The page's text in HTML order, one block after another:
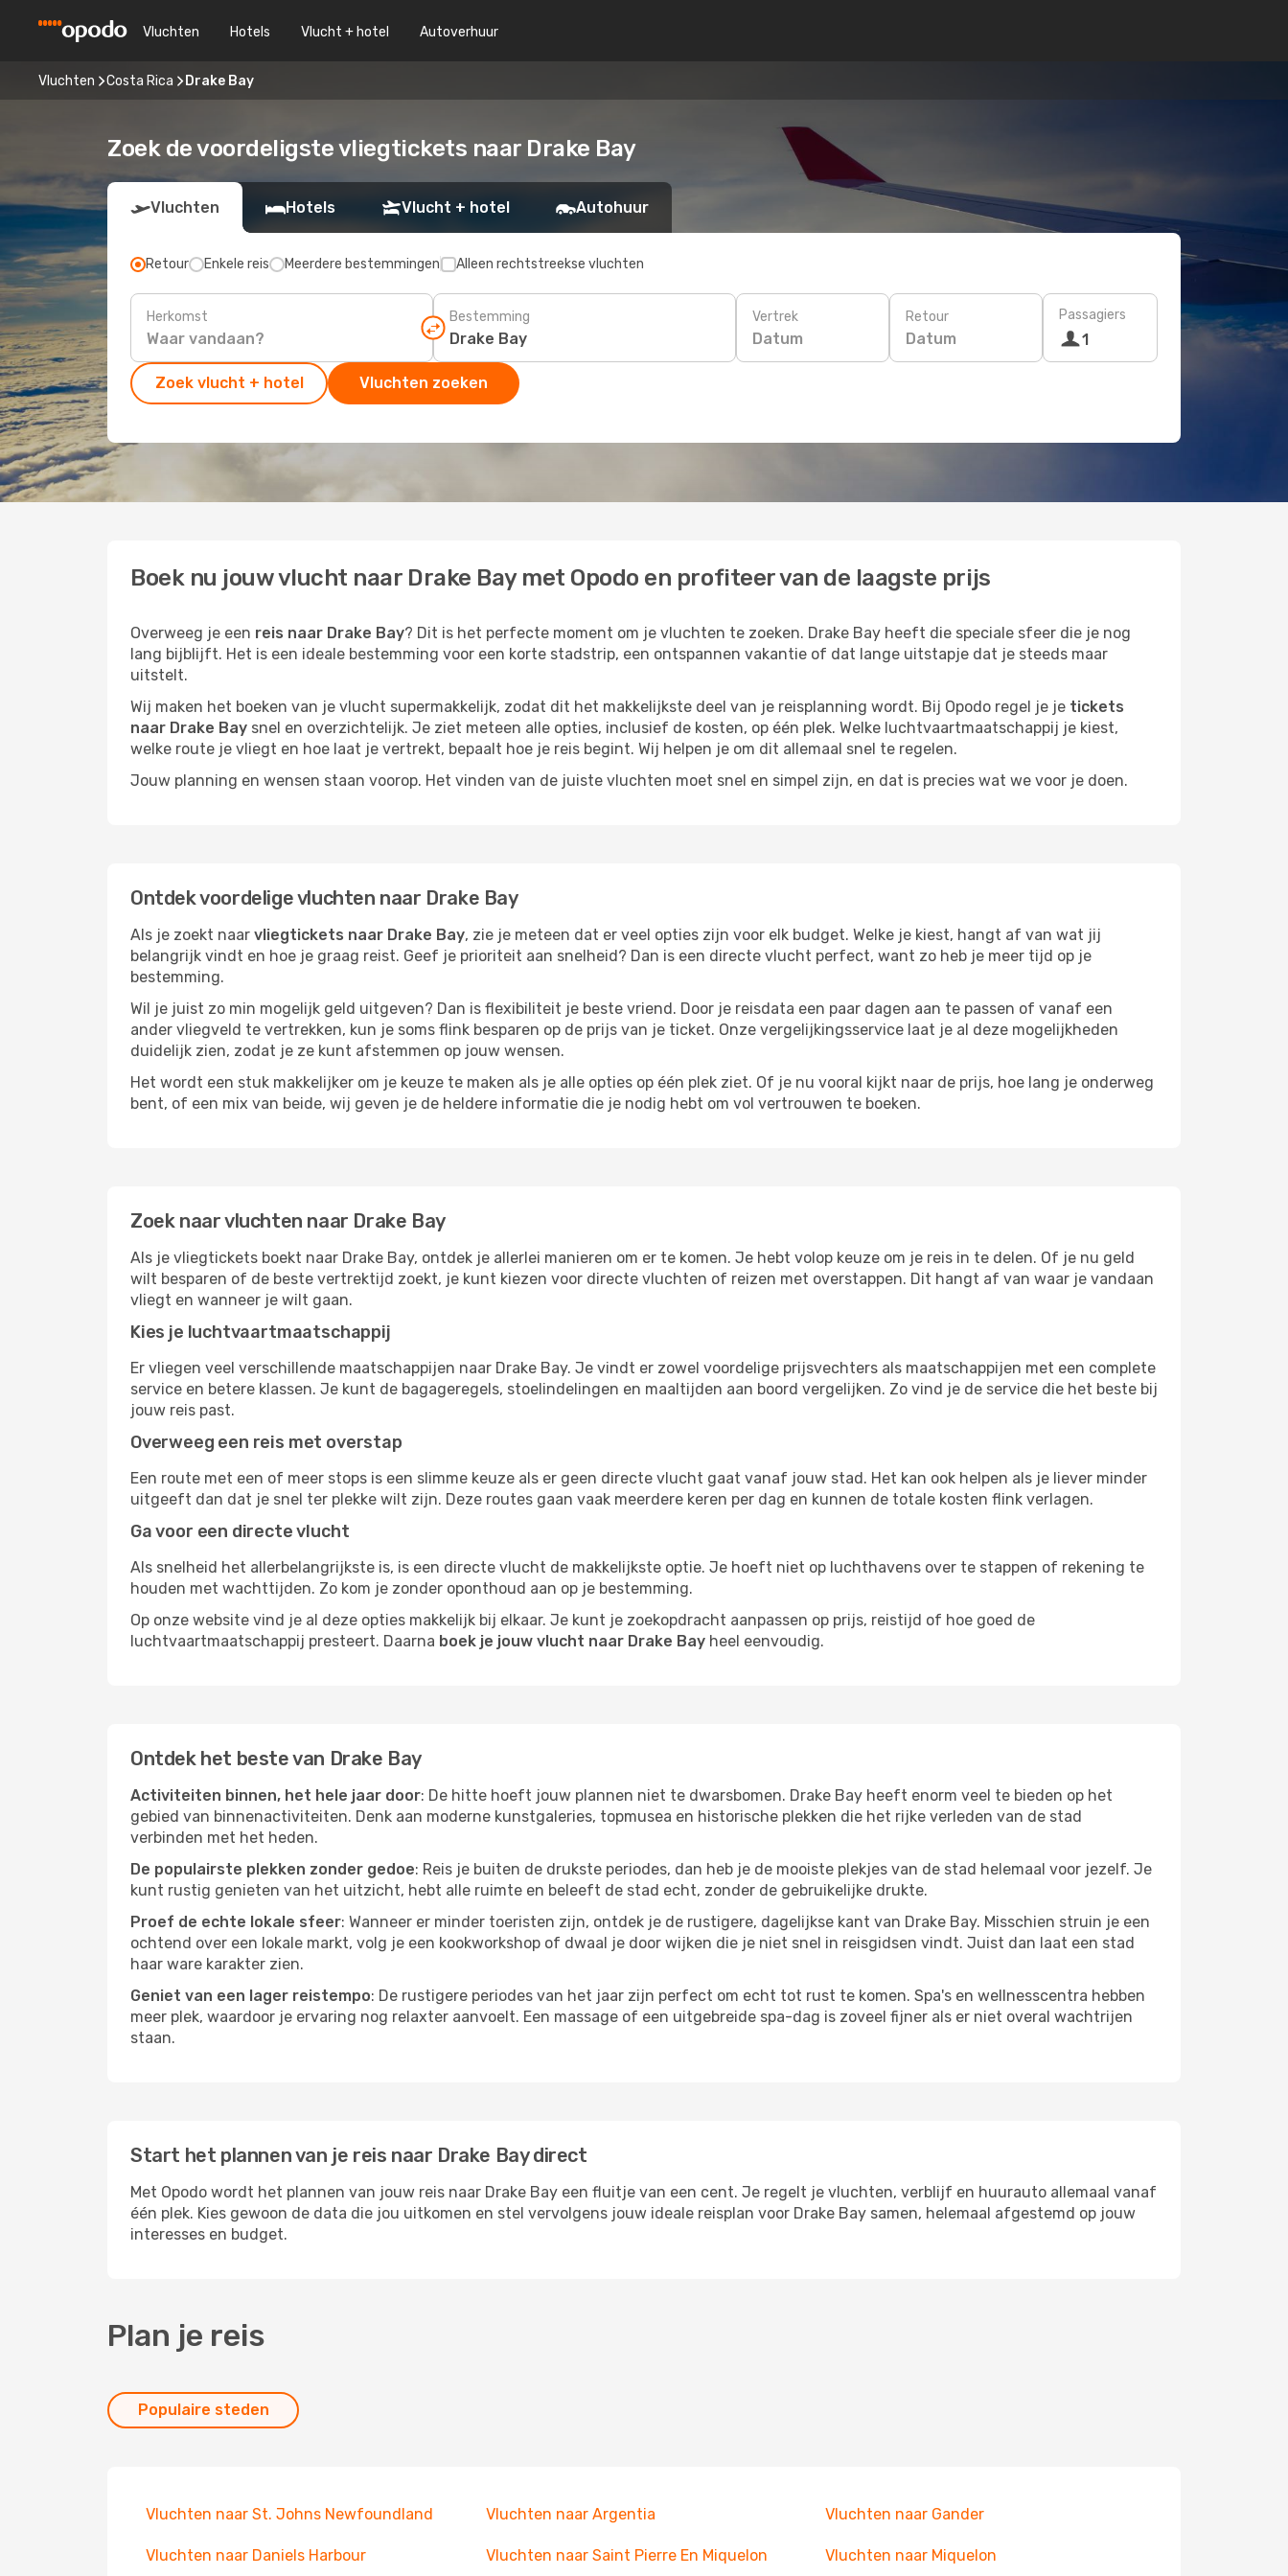
Vluchten Hotels Vlucht + hotel Autoverhuur
Vluchten Costa Rica Drake Bay
Zoek de voordeligste vliegtickets naar Drake Bay
Vluchten Hotels Vlucht + hotel Autohuur
Retour Enkele reis Meerdere bestemmingen Alleen rechtstreekse vluchten
Herkomst Bestemming Vertrek
Datum
Retour
Datum
Passagiers
1
Zoek vlucht + hotel Vluchten zoeken
Boek nu jouw vlucht naar Drake Bay met Opodo en profiteer van de laagste prijs
Overweeg je een reis naar Drake Bay? Dit is het perfecte moment om je vluchten te zoeken. Drake Bay heeft die speciale sfeer die je nog
lang bijblijft. Het is een ideale bestemming voor een korte stadstrip, een ontspannen vakantie of dat lange uitstapje dat je steeds maar
uitstelt.
Wij maken het boeken van je vlucht supermakkelijk, zodat dit het makkelijkste deel van je reisplanning wordt. Bij Opodo regel je je tickets
naar Drake Bay snel en overzichtelijk. Je ziet meteen alle opties, inclusief de kosten, op één plek. Welke luchtvaartmaatschappij je kiest,
welke route je vliegt en hoe laat je vertrekt, bepaalt hoe je reis begint. Wij helpen je om dit allemaal snel te regelen.
Jouw planning en wensen staan voorop. Het vinden van de juiste vluchten moet snel en simpel zijn, en dat is precies wat we voor je doen.
Ontdek voordelige vluchten naar Drake Bay
Als je zoekt naar vliegtickets naar Drake Bay, zie je meteen dat er veel opties zijn voor elk budget. Welke je kiest, hangt af van wat jij
belangrijk vindt en hoe je graag reist. Geef je prioriteit aan snelheid? Dan is een directe vlucht perfect, want zo heb je meer tijd op je
bestemming.
Wil je juist zo min mogelijk geld uitgeven? Dan is flexibiliteit je beste vriend. Door je reisdata een paar dagen aan te passen of vanaf een
ander vliegveld te vertrekken, kun je soms flink besparen op de prijs van je ticket. Onze vergelijkingsservice laat je al deze mogelijkheden
duidelijk zien, zodat je ze kunt afstemmen op jouw wensen.
Het wordt een stuk makkelijker om je keuze te maken als je alle opties op één plek ziet. Of je nu vooral kijkt naar de prijs, hoe lang je onderweg
bent, of een mix van beide, wij geven je de heldere informatie die je nodig hebt om vol vertrouwen te boeken.
Zoek naar vluchten naar Drake Bay
Als je vliegtickets boekt naar Drake Bay, ontdek je allerlei manieren om er te komen. Je hebt volop keuze om je reis in te delen. Of je nu geld
wilt besparen of de beste vertrektijd zoekt, je kunt kiezen voor directe vluchten of reizen met overstappen. Dit hangt af van waar je vandaan
vliegt en wanneer je wilt gaan.
Kies je luchtvaartmaatschappij
Er vliegen veel verschillende maatschappijen naar Drake Bay. Je vindt er zowel voordelige prijsvechters als maatschappijen met een complete
service en betere klassen. Je kunt de bagageregels, stoelindelingen en maaltijden aan boord vergelijken. Zo vind je de service die het beste bij
jouw reis past.
Overweeg een reis met overstap
Een route met een of meer stops is een slimme keuze als er geen directe vlucht gaat vanaf jouw stad. Het kan ook helpen als je liever minder
uitgeeft dan dat je snel ter plekke wilt zijn. Deze routes gaan vaak meerdere keren per dag en kunnen de totale kosten flink verlagen.
Ga voor een directe vlucht
Als snelheid het allerbelangrijkste is, is een directe vlucht de makkelijkste optie. Je hoeft niet op luchthavens over te stappen of rekening te
houden met wachttijden. Zo kom je zonder oponthoud aan op je bestemming.
Op onze website vind je al deze opties makkelijk bij elkaar. Je kunt je zoekopdracht aanpassen op prijs, reistijd of hoe goed de
luchtvaartmaatschappij presteert. Daarna boek je jouw vlucht naar Drake Bay heel eenvoudig.
Ontdek het beste van Drake Bay
Activiteiten binnen, het hele jaar door: De hitte hoeft jouw plannen niet te dwarsbomen. Drake Bay heeft enorm veel te bieden op het
gebied van binnenactiviteiten. Denk aan moderne kunstgaleries, topmusea en historische plekken die het rijke verleden van de stad
verbinden met het heden.
De populairste plekken zonder gedoe: Reis je buiten de drukste periodes, dan heb je de mooiste plekjes van de stad helemaal voor jezelf. Je
kunt rustig genieten van het uitzicht, hebt alle ruimte en beleeft de stad echt, zonder de gebruikelijke drukte.
Proef de echte lokale sfeer: Wanneer er minder toeristen zijn, ontdek je de rustigere, dagelijkse kant van Drake Bay. Misschien struin je een
ochtend over een lokale markt, volg je een kookworkshop of dwaal je door wijken die je niet snel in reisgidsen vindt. Juist dan laat een stad
haar ware karakter zien.
Geniet van een lager reistempo: De rustigere periodes van het jaar zijn perfect om echt tot rust te komen. Spa's en wellnesscentra hebben
meer plek, waardoor je ervaring nog relaxter aanvoelt. Een massage of een uitgebreide spa-dag is zoveel fijner als er niet overal wachtrijen
staan.
Start het plannen van je reis naar Drake Bay direct
Met Opodo wordt het plannen van jouw reis naar Drake Bay een fluitje van een cent. Je regelt je vluchten, verblijf en huurauto allemaal vanaf
één plek. Kies gewoon de data die jou uitkomen en stel vervolgens jouw ideale reisplan voor Drake Bay samen, helemaal afgestemd op jouw
interesses en budget.
Plan je reis
Populaire steden
Vluchten naar St. Johns Newfoundland Vluchten naar Argentia Vluchten naar Gander
Vluchten naar Daniels Harbour Vluchten naar Saint Pierre En Miquelon Vluchten naar Miquelon